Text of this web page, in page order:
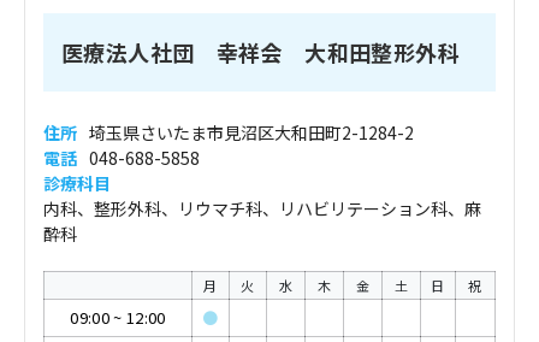
医療法人社団 幸祥会 大和田整形外科
住所 埼玉県さいたま市見沼区大和田町2-1284-2
電話 048-688-5858
診療科目
内科、整形外科、リウマチ科、リハビリテーション科、麻
酔科
月 火 水 木 金 土 日 祝
09:00~ 12:00
●